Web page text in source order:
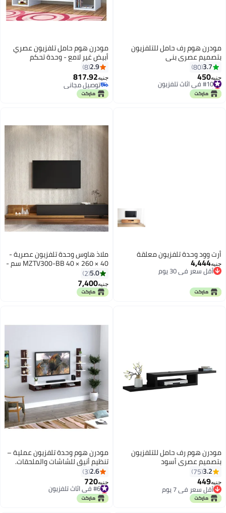
مودرن هوم رف حامل للتلفزيون
بتصميم عصري بني
15x24x110سم
3.7
80
جنيه450
#10 في اثاث تلفزيون
أقل سعر في 7 يوم
#10 في اثاث تلفزيون
مودرن هوم حامل تلفزيون عصري
أبيض غير لامع - وحدة تحكم
ترفيهية أنيقة مع مساحة تخزين،
بلمسة نهائية مصقولة مسبقًا،
مصنوع من الخشب الهندسي.
2.9
8
جنيه817.92
توصيل مجاني
توصيل مجاني
أرت وود وحدة تلفزيون معلقة
جنيه4,444
أقل سعر في 30 يوم
أقل سعر في 30 يوم
ملاذ هاوس وحدة تلفزيون عصرية -
MZTV300-BB 40 × 260 × 40 سم -
260 طول × 40 ارتفاع × 40 عرض5.0
2
جنيه7,400
مودرن هوم رف حامل للتلفزيون
بتصميم عصري أسود
110x24x15سم
3.2
75
جنيه449
أقل سعر في 7 يوم
أقل سعر في 7 يوم
مودرن هوم وحدة تلفزيون عملية –
تنظيم أنيق للشاشات والملحقات.
2.6
3
جنيه720#6 في اثاث تلفزيون
أقل سعر في 7 يوم
#6 في اثاث تلفزيون